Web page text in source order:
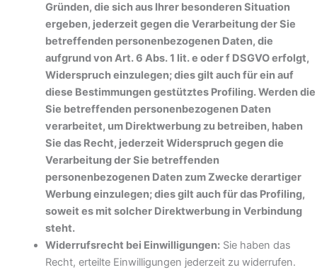
Gründen, die sich aus Ihrer besonderen Situation
ergeben, jederzeit gegen die Verarbeitung der Sie
betreffenden personenbezogenen Daten, die
aufgrund von Art. 6 Abs. 1 lit. e oder f DSGVO erfolgt,
Widerspruch einzulegen; dies gilt auch für ein auf
diese Bestimmungen gestütztes Profiling. Werden die
Sie betreffenden personenbezogenen Daten
verarbeitet, um Direktwerbung zu betreiben, haben
Sie das Recht, jederzeit Widerspruch gegen die
Verarbeitung der Sie betreffenden
personenbezogenen Daten zum Zwecke derartiger
Werbung einzulegen; dies gilt auch für das Profiling,
soweit es mit solcher Direktwerbung in Verbindung
steht.
Widerrufsrecht bei Einwilligungen:Sie haben das
Recht, erteilte Einwilligungen jederzeit zu widerrufen.